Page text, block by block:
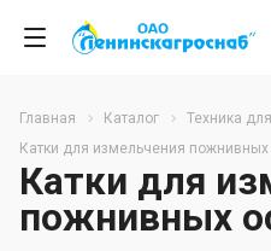
Главная Каталог Техника
Катки для измельчения пожнивных
Катки для
пожнивных